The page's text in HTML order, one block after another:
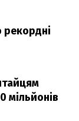
рекордні
мільйонів